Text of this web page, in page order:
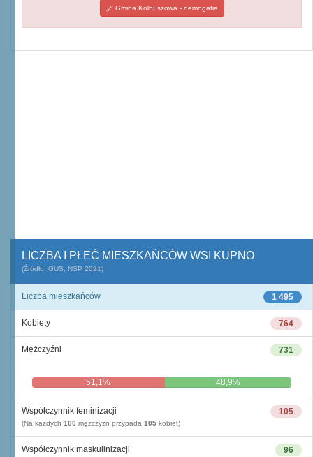
Gmina Kolbuszowa - demogafia
LICZBA I PŁEĆ MIESZKAŃCÓW WSI KUPNO
(Źródło: GUS, NSP 2021)
1 495
Liczba mieszkańców
764
Kobiety
731
Mężczyźni
51,1% 48,9%
105
Współczynnik feminizacji
(Na każdych 100 mężczyzn przypada 105 kobiet)
96
Współczynnik maskulinizacji